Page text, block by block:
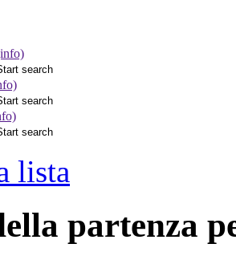
lista
partenza